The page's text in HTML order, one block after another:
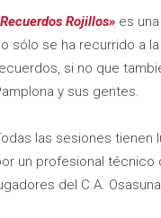
Rojillos» es
sólo se ha recurrido a
si no que
y sus gentes.
las sesiones tienen
un profesional técnico
del C.A.